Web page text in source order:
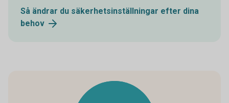
Så ändrar du säkerhetsinställningar efter dina
behov